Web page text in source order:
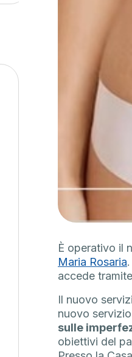
È operativo il
Maria Rosaria
accede tramite
Il nuovo
nuovo
sulle
obiettivi del